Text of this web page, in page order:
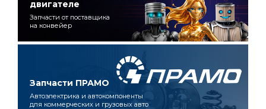
двигателе
Запчасти от поставщика
на конвейер
Запчасти ПРАМО
Автоэлектрика и автокомпоненты
для коммерческих и грузовых авто